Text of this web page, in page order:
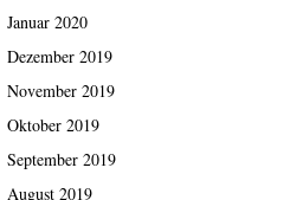
Januar 2020
Dezember 2019
November 2019
Oktober 2019
September 2019
August 2019